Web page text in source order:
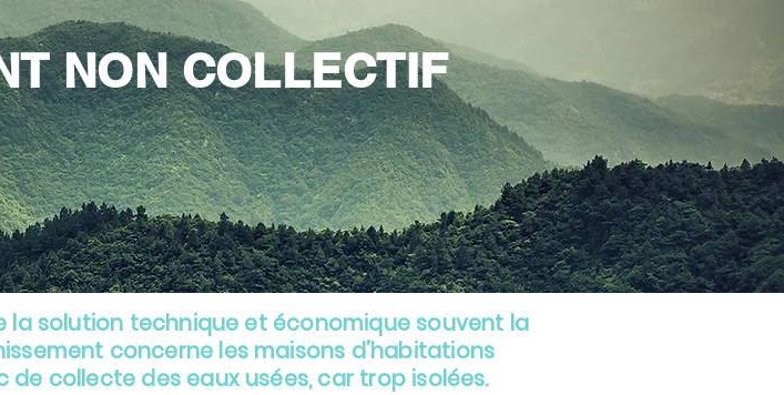
NON COLLECTIF
la solution technique et économique souvent la
concerne les maisons d’habitations
collecte des eaux usées, car trop isolées.